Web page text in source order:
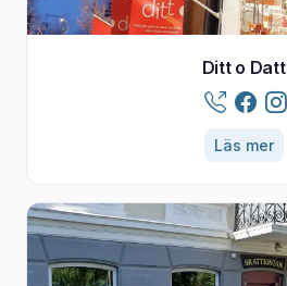
Ditt o Datt
Läs mer